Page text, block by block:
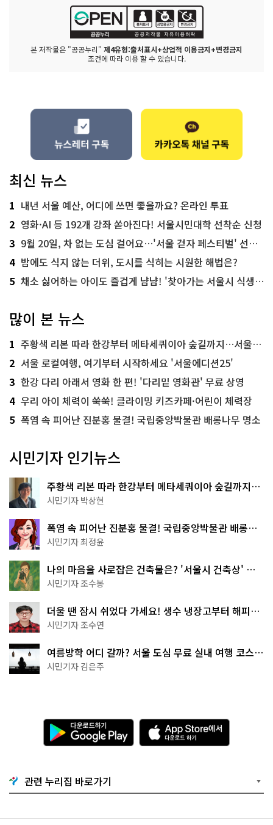
본 저작물은 "공공누리" 제4유형:출처표시+상업적 이용금지+변경금지
조건에 따라 이용 할 수 있습니다.
최신 뉴스
1 내년 서울 예산, 어디에 쓰면 좋을까요? 온라인 투표
2 영화·AI 등 192개 강좌 쏟아진다! 서울시민대학 선착순 신청
3 9월 20일, 차 없는 도심 걸어요…'서울 걷자 페스티벌' 선착순 5천명
4 밤에도 식지 않는 더위, 도시를 식히는 시원한 해법은?
5 채소 싫어하는 아이도 즐겁게 냠냠! '찾아가는 서울시 식생활 교육' 현장
많이 본 뉴스
1 주황색 리본 따라 한강부터 메타세쿼이아 숲길까지…서울둘레길 15코스
2 서울 로컬여행, 여기부터 시작하세요 '서울에디션25'
3 한강 다리 아래서 영화 한 편! '다리밑 영화관' 무료 상영
4 우리 아이 체력이 쑥쑥! 클라이밍 키즈카페·어린이 체력장
5 폭염 속 피어난 진분홍 물결! 국립중앙박물관 배롱나무 명소
시민기자 인기뉴스
주황색 리본 따라 한강부터 메타세쿼이아 숲길까지…
서울둘레길 15코스
시민기자 박상현
폭염 속 피어난 진분홍 물결! 국립중앙박물관 배롱나
무 명소
시민기자 최정윤
나의 마음을 사로잡은 건축물은? '서울시 건축상' 수
상작 공개!
시민기자 조수봉
더울 땐 잠시 쉬었다 가세요! 생수 냉장고부터 해피소
·무더위쉼터까지
시민기자 조수연
여름방학 어디 갈까? 서울 도심 무료 실내 여행 코스
추천
시민기자 김은주
다
운
로
기
G
o
g
A
p
p
e
서
관련 누리집 바로가기